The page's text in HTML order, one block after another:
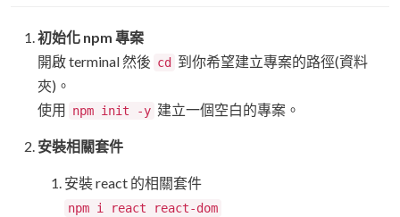
初始化 npm 專案
開啟 terminal 然後 cd
到你希望建立專案的路徑(資料
夾)。
使用
npm init -y 建立一個空白的專案。
安裝相關套件
安裝 react 的相關套件
npm i react react-dom